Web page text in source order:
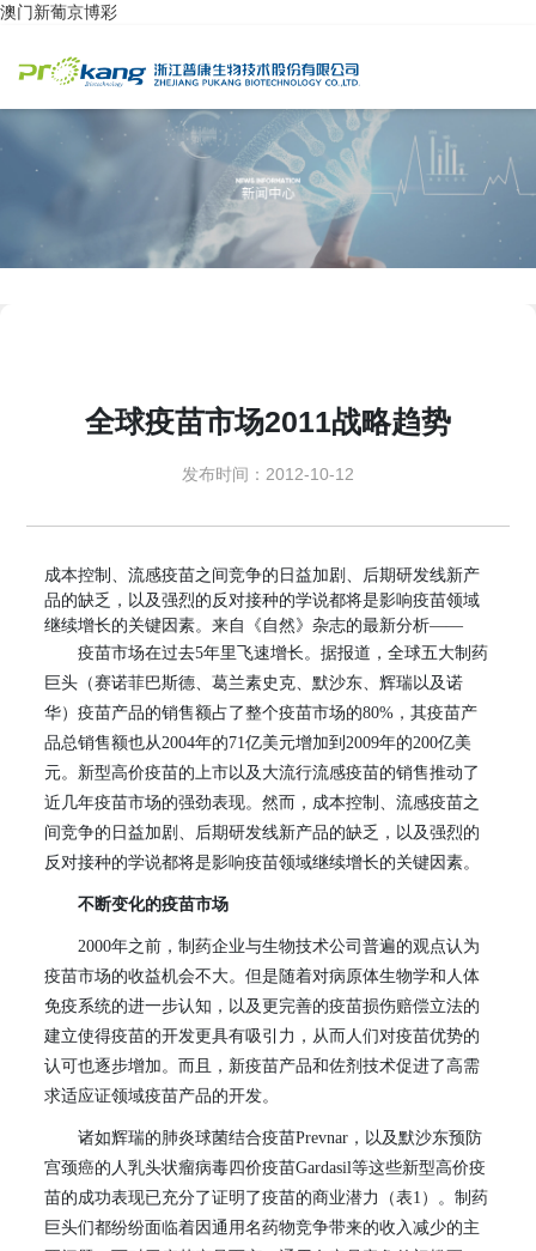
澳门新葡京博彩
全球疫苗市场2011战略趋势
发布时间：2012-10-12
成本控制、流感疫苗之间竞争的日益加剧、后期研发线新产
品的缺乏，以及强烈的反对接种的学说都将是影响疫苗领域
继续增长的关键因素。来自《自然》杂志的最新分析——
疫苗市场在过去5年里飞速增长。据报道，全球五大制药
巨头（赛诺菲巴斯德、葛兰素史克、默沙东、辉瑞以及诺
华）疫苗产品的销售额占了整个疫苗市场的80% ，其疫苗产
品总销售额也从2004年的71亿美元增加到2009年的200亿美
元。新型高价疫苗的上市以及大流行流感疫苗的销售推动了
近几年疫苗市场的强劲表现。然而，成本控制、流感疫苗之
间竞争的日益加剧、后期研发线新产品的缺乏，以及强烈的
反对接种的学说都将是影响疫苗领域继续增长的关键因素。
不断变化的疫苗市场
2000年之前，制药企业与生物技术公司普遍的观点认为
疫苗市场的收益机会不大。但是随着对病原体生物学和人体
免疫系统的进一步认知，以及更完善的疫苗损伤赔偿立法的
建立使得疫苗的开发更具有吸引力，从而人们对疫苗优势的
认可也逐步增加。而且，新疫苗产品和佐剂技术促进了高需
求适应证领域疫苗产品的开发。
诸如辉瑞的肺炎球菌结合疫苗Prevnar ，以及默沙东预防
宫颈癌的人乳头状瘤病毒四价疫苗Gardasil等这些新型高价疫
苗的成功表现已充分了证明了疫苗的商业潜力（表1 ）。制药
巨头们都纷纷面临着因通用名药物竞争带来的收入减少的主